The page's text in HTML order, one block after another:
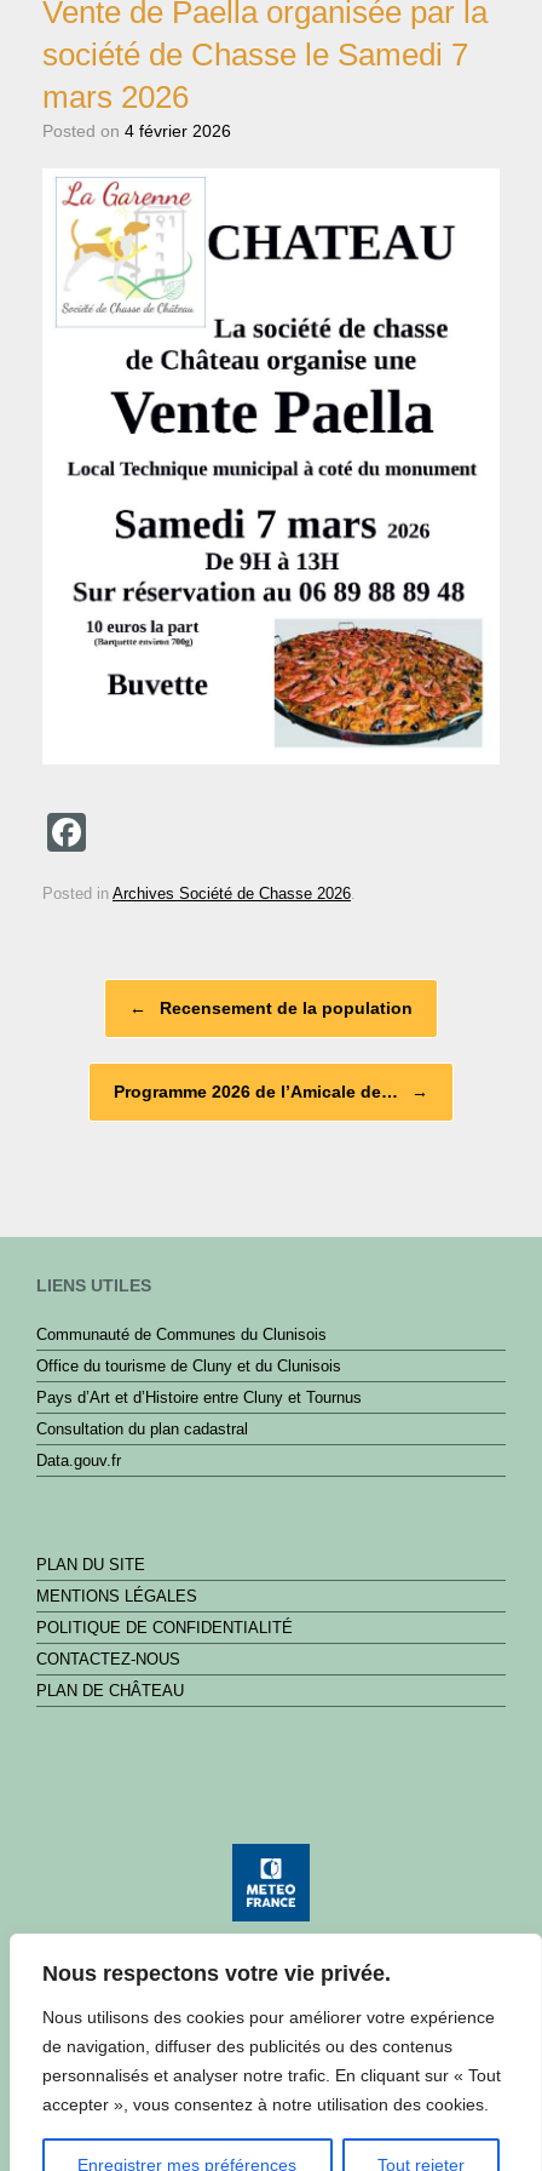
Nous respectons votre vie privée.
Nous utilisons des cookies pour améliorer votre expérience
de navigation, diffuser des publicités ou des contenus
personnalisés et analyser notre trafic. En cliquant sur « Tout
accepter », vous consentez à notre utilisation des cookies.
Enregistrer mes préférences Tout rejeter
Vente de Paella organisée par la
société de Chasse le Samedi 7
mars 2026
Posted on 4 février 2026
c
b
o
o
Posted in Archives Société de Chasse 2026
← Recensement de la population
Programme 2026 de l’Amicale de… →
LIENS UTILES
Communauté de Communes du Clunisois
Office du tourisme de Cluny et du Clunisois
Pays d’Art et d’Histoire entre Cluny et Tournus
Consultation du plan cadastral
Data.gouv.fr
PLAN DU SITE
MENTIONS LÉGALES
POLITIQUE DE CONFIDENTIALITÉ
CONTACTEZ-NOUS
PLAN DE CHÂTEAU